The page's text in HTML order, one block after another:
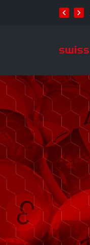
2026 - 9-BALL